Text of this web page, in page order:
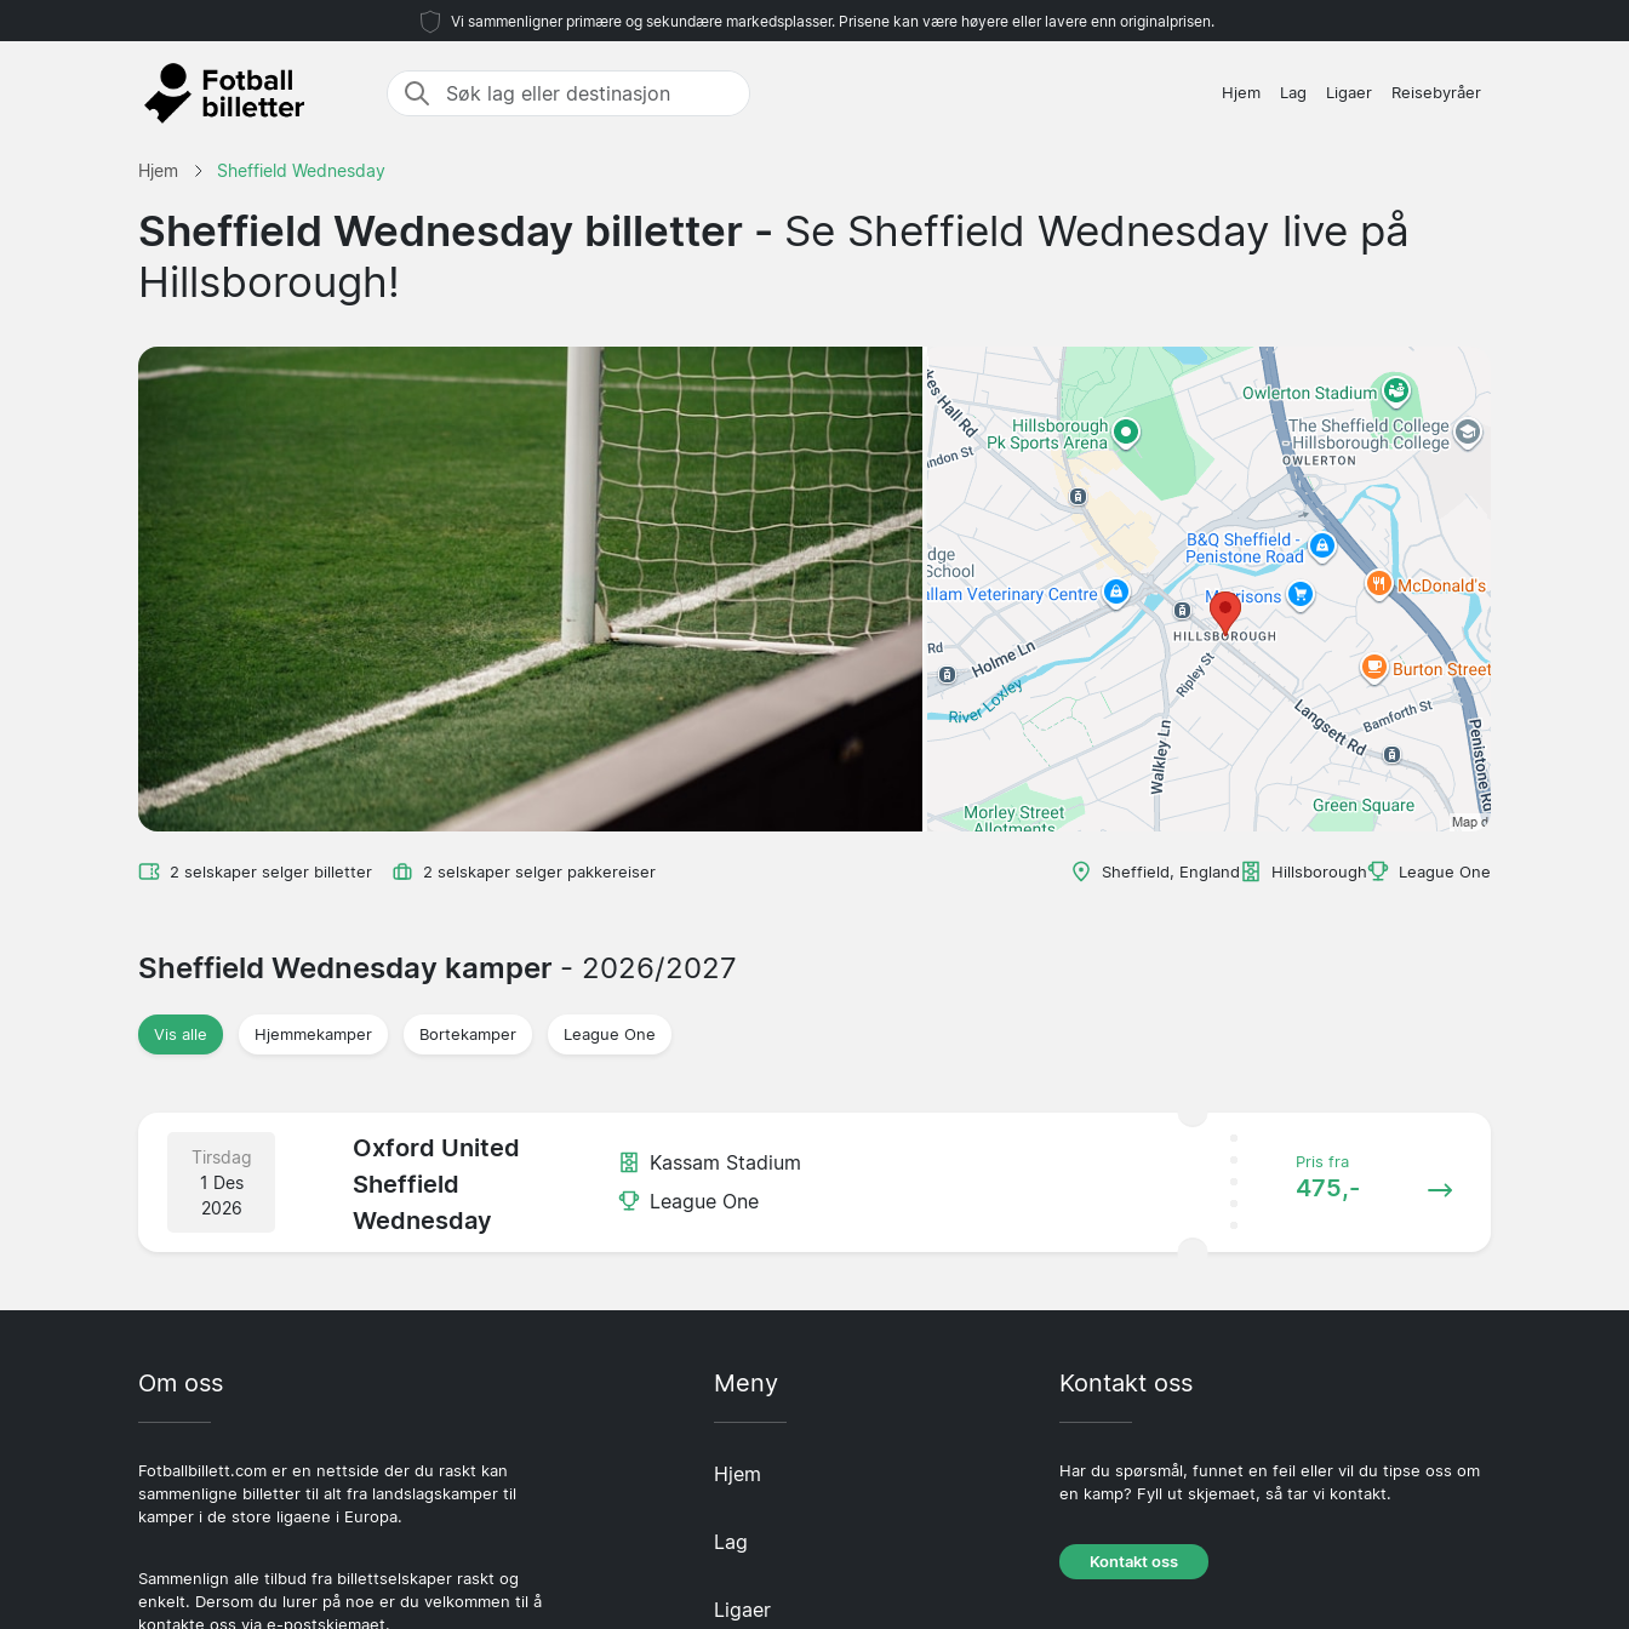
Vi sammenligner primære og sekundære markedsplasser. Prisene kan være høyere eller lavere enn originalprisen.
Hjem Lag Ligaer Reisebyråer
Hjem Sheffield Wednesday
Sheffield Wednesday billetter - Se Sheffield Wednesday live på
Hillsborough!
2 selskaper selger billetter 2 selskaper selger pakkereiser Sheffield, England Hillsborough League One
Sheffield Wednesday kamper - 2026/2027
Vis alle Hjemmekamper Bortekamper League One
Tirsdag
1 Des
2026
Oxford United
Sheffield
Wednesday
Kassam Stadium
League One
Pris fra
475,-
Om oss
Fotballbillett.com er en nettside der du raskt kan
sammenligne billetter til alt fra landslagskamper til
kamper i de store ligaene i Europa.
Sammenlign alle tilbud fra billettselskaper raskt og
enkelt. Dersom du lurer på noe er du velkommen til å
kontakte oss via e-postskjemaet.
Meny
Hjem
Lag
Ligaer
Kontakt oss
Har du spørsmål, funnet en feil eller vil du tipse oss om
en kamp? Fyll ut skjemaet, så tar vi kontakt.
Kontakt oss